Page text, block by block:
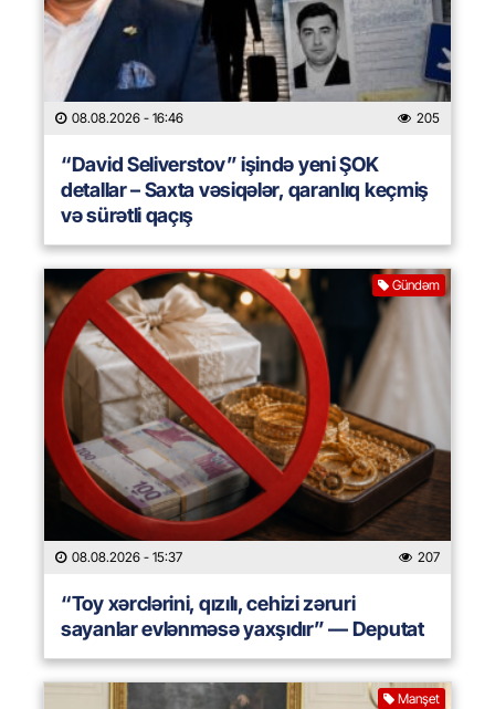
08.08.2026 - 16:46 205
“David Seliverstov” işində yeni ŞOK
detallar – Saxta vəsiqələr, qaranlıq keçmiş
və sürətli qaçış
Gündəm
08.08.2026 - 15:37 207
“Toy xərclərini, qızılı, cehizi zəruri
sayanlar evlənməsə yaxşıdır” — Deputat
Manşet